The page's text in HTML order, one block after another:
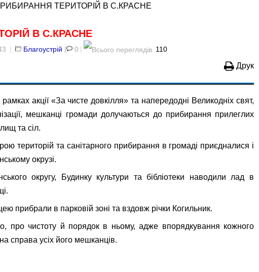
ТЕРИТОРІЙ В С.КРАСНЕ
В С.КРАСНЕ
| Благоустрій | 0 | 110
Друк
акції «За чисте довкілля» та напередодні Великодніх свят,
мешканці громади долучаються до прибирання прилеглих
та сіл.
територій та санітарного прибирання в громаді приєдналися і
окрузі.
округу, Будинку культури та бібліотеки наводили лад в
прибрали в парковій зоні та вздовж річки Когильник.
про чистоту й порядок в ньому, адже впорядкування кожного
справа усіх його мешканців.